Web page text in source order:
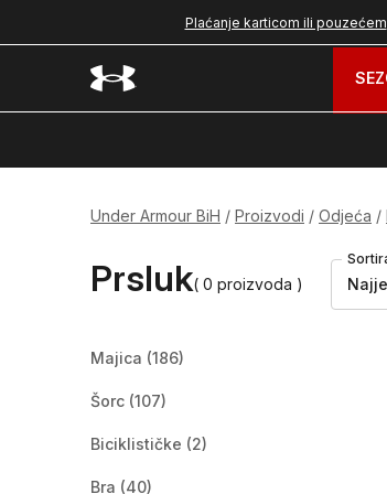
Plaćanje karticom ili pouzećem
Under Armour BiH Proizvodi Odjeća
Prsluk( 0 proizvoda )
Majica (186)
Šorc (107)
Biciklističke (2)
Bra (40)